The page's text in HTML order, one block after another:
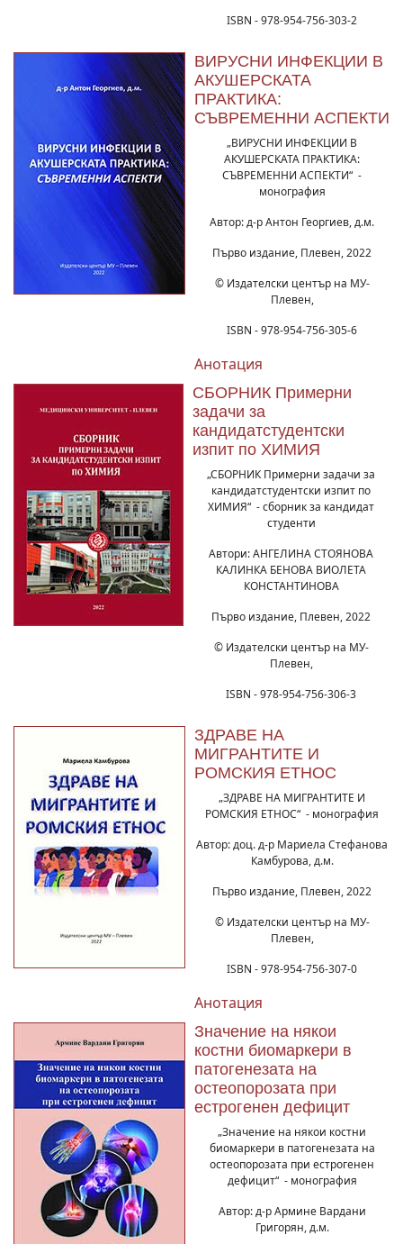
ISBN - 978-954-756-303-2
ВИРУСНИ ИНФЕКЦИИ В
АКУШЕРСКАТА
ПРАКТИКА:
СЪВРЕМЕННИ АСПЕКТИ
„ВИРУСНИ ИНФЕКЦИИ В
АКУШЕРСКАТА ПРАКТИКА:
СЪВРЕМЕННИ АСПЕКТИ“ -
монография
Автор: д-р Антон Георгиев, д.м.
Първо издание, Плевен, 2022
© Издателски център на МУ-
Плевен,
ISBN - 978-954-756-305-6
Анотация
СБОРНИК Примерни
задачи за
кандидатстудентски
изпит по ХИМИЯ
„СБОРНИК Примерни задачи за
кандидатстудентски изпит по
ХИМИЯ“ - сборник за кандидат
студенти
Автори: АНГЕЛИНА СТОЯНОВА
КАЛИНКА БЕНОВА ВИОЛЕТА
КОНСТАНТИНОВА
Първо издание, Плевен, 2022
© Издателски център на МУ-
Плевен,
ISBN - 978-954-756-306-3
ЗДРАВЕ НА
МИГРАНТИТЕ И
РОМСКИЯ ЕТНОС
„ЗДРАВЕ НА МИГРАНТИТЕ И
РОМСКИЯ ЕТНОС“ - монография
Автор: доц. д-р Мариела Стефанова
Камбурова, д.м.
Първо издание, Плевен, 2022
© Издателски център на МУ-
Плевен,
ISBN - 978-954-756-307-0
Анотация
Значение на някои
костни биомаркери в
патогенезата на
остеопорозата при
естрогенен дефицит
„Значение на някои костни
биомаркери в патогенезата на
остеопорозата при естрогенен
дефицит“ - монография
Автор: д-р Армине Вардани
Григорян, д.м.